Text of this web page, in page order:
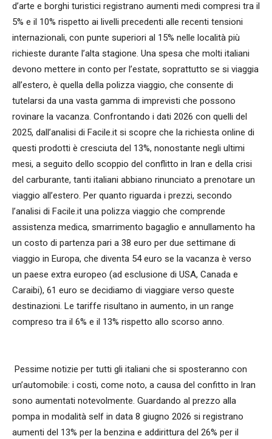
d’arte e borghi turistici registrano aumenti medi compresi tra il
5% e il 10% rispetto ai livelli precedenti alle recenti tensioni
internazionali, con punte superiori al 15% nelle località più
richieste durante l’alta stagione. Una spesa che molti italiani
devono mettere in conto per l’estate, soprattutto se si viaggia
all’estero, è quella della polizza viaggio, che consente di
tutelarsi da una vasta gamma di imprevisti che possono
rovinare la vacanza. Confrontando i dati 2026 con quelli del
2025, dall’analisi di Facile.it si scopre che la richiesta online di
questi prodotti è cresciuta del 13%, nonostante negli ultimi
mesi, a seguito dello scoppio del conflitto in Iran e della crisi
del carburante, tanti italiani abbiano rinunciato a prenotare un
viaggio all’estero. Per quanto riguarda i prezzi, secondo
l’analisi di Facile.it una polizza viaggio che comprende
assistenza medica, smarrimento bagaglio e annullamento ha
un costo di partenza pari a 38 euro per due settimane di
viaggio in Europa, che diventa 54 euro se la vacanza è verso
un paese extra europeo (ad esclusione di USA, Canada e
Caraibi), 61 euro se decidiamo di viaggiare verso queste
destinazioni. Le tariffe risultano in aumento, in un range
compreso tra il 6% e il 13% rispetto allo scorso anno.
Pessime notizie per tutti gli italiani che si sposteranno con
un’automobile: i costi, come noto, a causa del confitto in Iran
sono aumentati notevolmente. Guardando al prezzo alla
pompa in modalità self in data 8 giugno 2026 si registrano
aumenti del 13% per la benzina e addirittura del 26% per il